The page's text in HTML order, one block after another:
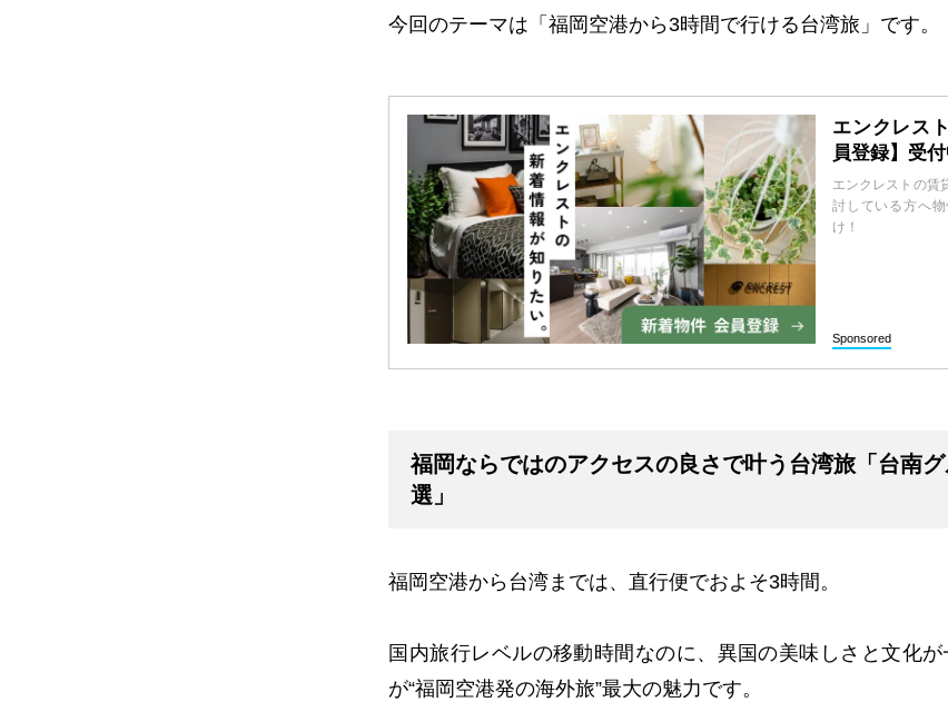
今回のテーマは「福岡空港から3時間で行ける台湾旅」です。
エンクレス
員登録】受
エンクレストの賃
討している方へ
け！
Sponsored
福岡ならではのアクセスの良さで叶う台湾旅「台南
選」
福岡空港から台湾までは、直行便でおよそ3時間。
国内旅行レベルの移動時間なのに、異国の美味しさと文化
が“福岡空港発の海外旅”最大の魅力です。